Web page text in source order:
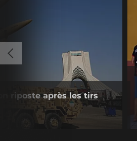
riposte après les tirs